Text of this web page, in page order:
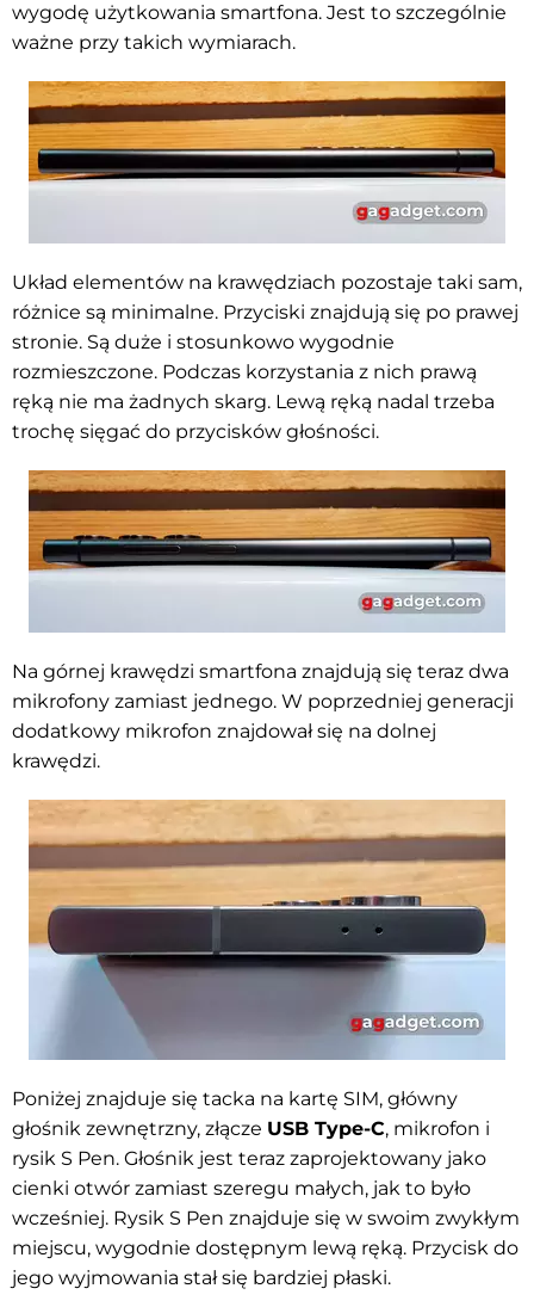
wygodę użytkowania smartfona. Jest to szczególnie
ważne przy takich wymiarach.
Układ elementów na krawędziach pozostaje taki sam,
różnice są minimalne. Przyciski znajdują się po prawej
stronie. Są duże i stosunkowo wygodnie
rozmieszczone. Podczas korzystania z nich prawą
ręką nie ma żadnych skarg. Lewą ręką nadal trzeba
trochę sięgać do przycisków głośności.
Na górnej krawędzi smartfona znajdują się teraz dwa
mikrofony zamiast jednego. W poprzedniej generacji
dodatkowy mikrofon znajdował się na dolnej
krawędzi.
Poniżej znajduje się tacka na kartę SIM, główny
głośnik zewnętrzny, złącze USB Type-C, mikrofon i
rysik S Pen. Głośnik jest teraz zaprojektowany jako
cienki otwór zamiast szeregu małych, jak to było
wcześniej. Rysik S Pen znajduje się w swoim zwykłym
miejscu, wygodnie dostępnym lewą ręką. Przycisk do
jego wyjmowania stał się bardziej płaski.